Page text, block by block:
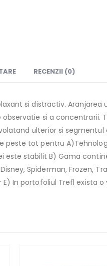
RECENZII (0)
si distractiv.
si a concentrarii.
ulterior si
peste tot pentru
este stabilit B) Gama
Spiderman, Frozen,
In portofoliul Trefl exista